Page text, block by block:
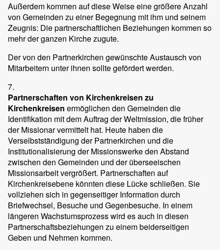
Außerdem kommen auf diese Weise eine größere Anzahl
von Gemeinden zu einer Begegnung mit ihm und seinem
Zeugnis: Die partnerschaftlichen Beziehungen kommen so
mehr der ganzen Kirche zugute.
Der von den Partnerkirchen gewünschte Austausch von
Mitarbeitern unter ihnen sollte gefördert werden.
7.
Partnerschaften von Kirchenkreisen zu
Kirchenkreisen ermöglichen den Gemeinden die
Identifikation mit dem Auftrag der Weltmission, die früher
der Missionar vermittelt hat. Heute haben die
Verselbstständigung der Partnerkirchen und die
Institutionalisierung der Missionswerke den Abstand
zwischen den Gemeinden und der überseeischen
Missionsarbeit vergrößert. Partnerschaften auf
Kirchenkreisebene könnten diese Lücke schließen. Sie
vollziehen sich in gegenseitiger Information durch
Briefwechsel, Besuche und Gegenbesuche. In einem
längeren Wachstumsprozess wird es auch in diesen
Partnerschaftsbeziehungen zu einem beiderseitigen
Geben und Nehmen kommen.